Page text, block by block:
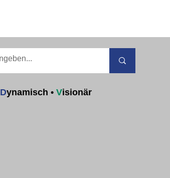
Dynamisch •Visionär